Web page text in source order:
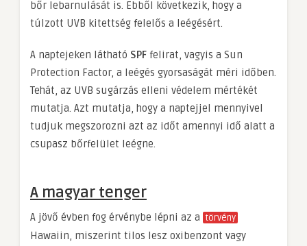
bőr lebarnulását is. Ebből következik, hogy a
túlzott UVB kitettség felelős a leégésért.
A naptejeken látható SPF felirat, vagyis a Sun
Protection Factor, a leégés gyorsaságát méri időben.
Tehát, az UVB sugárzás elleni védelem mértékét
mutatja. Azt mutatja, hogy a naptejjel mennyivel
tudjuk megszorozni azt az időt amennyi idő alatt a
csupasz bőrfelület leégne.
A magyar tenger
A jövő évben fog érvénybe lépni az a törvény
Hawaiin, miszerint tilos lesz oxibenzont vagy